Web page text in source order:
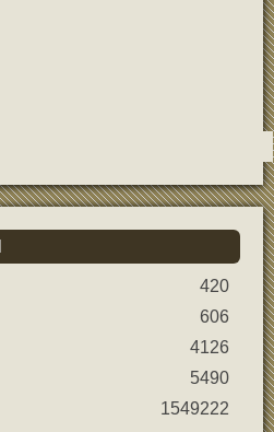
420
606
4126
5490
1549222